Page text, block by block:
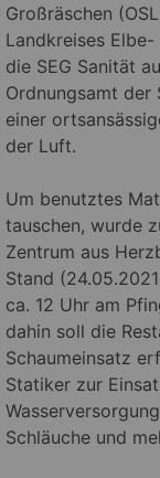
Großräschen
Landkreises
die SEG Sanität
Ordnungsamt der
einer
der Luft.
Um benutztes
tauschen, wurde
Zentrum aus
Stand
ca. 12 Uhr am
dahin soll die
Schaumeinsatz
Statiker zur
Schläuche und